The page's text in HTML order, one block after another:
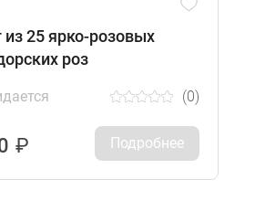
из 25 ярко-розовых
роз
(0)
₽ Подробнее